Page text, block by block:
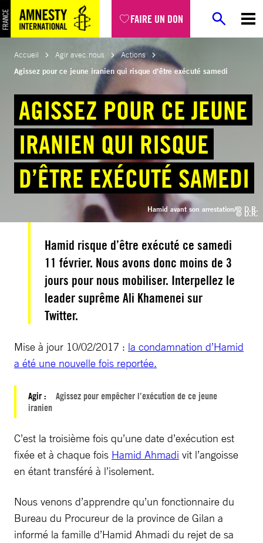
FAIRE UN DON
Aller
au
contenu
Hamid avant son arrestation/© D.R.
© D.R.
Accueil Agir avec nous
Actions
Agissez pour ce jeune iranien qui risque d’être exécuté samedi
AGISSEZ POUR CE JEUNE
IRANIEN QUI RISQUE
D’ÊTRE EXÉCUTÉ SAMEDI
Hamid risque d’être exécuté ce samedi
11 février. Nous avons donc moins de 3
jours pour nous mobiliser. Interpellez le
leader suprême Ali Khamenei sur
Twitter.
Mise à jour 10/02/2017 : la condamnation d’Hamid
a été une nouvelle fois reportée.
Agir :
Agissez pour empêcher l’exécution de ce jeune
iranien
C’est la troisième fois qu’une date d’exécution est
fixée et à chaque fois Hamid Ahmadi vit l’angoisse
en étant transféré à l’isolement.
Nous venons d’apprendre qu’un fonctionnaire du
Bureau du Procureur de la province de Gilan a
informé la famille d’Hamid Ahmadi du rejet de sa